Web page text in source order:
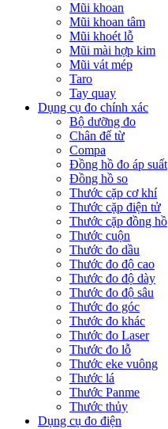
Mũi khoan
Mũi khoan tâm
Mũi khoét lỗ
Mũi mài hợp kim
Mũi vát mép
Taro
Tay quay
Dụng cụ đo chính xác
Bộ dưỡng đo
Chân đế từ
Compa
Đồng hồ đo áp suất
Đồng hồ so
Thước cặp cơ khí
Thước cặp điện tử
Thước cặp đồng hồ
Thước cuộn
Thước đo dầu
Thước đo độ cao
Thước đo độ dày
Thước đo độ sâu
Thước đo góc
Thước đo khác
Thước đo Laser
Thước đo lỗ
Thước eke vuông
Thước lá
Thước Panme
Thước thủy
Dụng cụ đo điện